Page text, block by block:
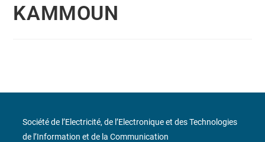
KAMMOUN
Société de l’Electricité, de l’Electronique et des Technologies
de l’Information et de la Communication